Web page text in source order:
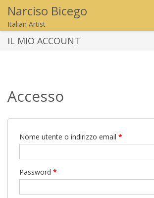
Narciso Bicego
Italian Artist
IL MIO ACCOUNT
Accesso
Nome utente o indirizzo email *
Password *